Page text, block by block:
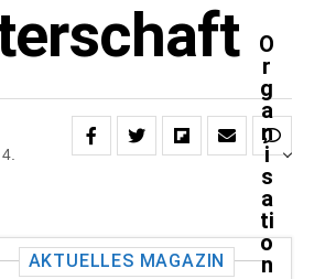
O
r
g
a
n
i
s
a
ti
o
n
4.
AKTUELLES MAGAZIN